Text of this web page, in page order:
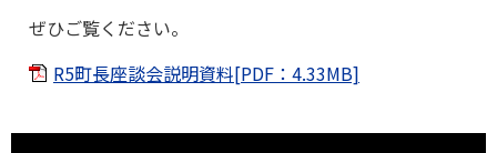
ぜひご覧ください。
R5町長座談会説明資料[PDF：4.33MB]